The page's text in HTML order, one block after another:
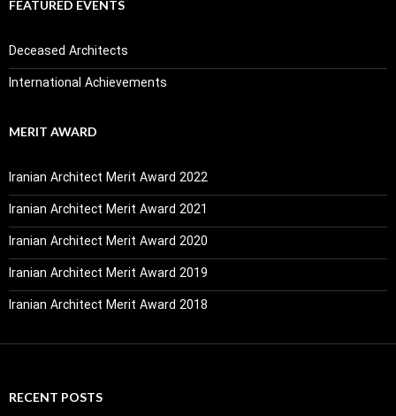
FEATURED EVENTS
Deceased Architects
International Achievements
MERIT AWARD
Iranian Architect Merit Award 2022
Iranian Architect Merit Award 2021
Iranian Architect Merit Award 2020
Iranian Architect Merit Award 2019
Iranian Architect Merit Award 2018
RECENT POSTS